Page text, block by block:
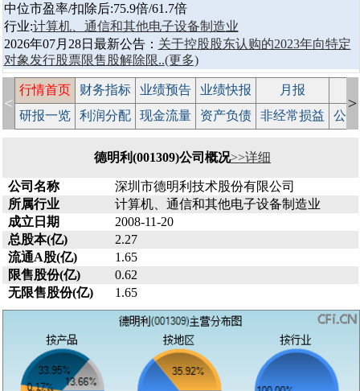
中位市盈率/扣除后:75.9倍/61.7倍
行业:计算机、通信和其他电子设备制造业
2026年07月28日最新公告： 关于控股股东认购的2023年向特定
对象发行股票限售股解除限..(更多)
<
行情首页 财务指标 业绩预告 业绩快报 月报
研报一览
利润分配 现金流量 资产负债 非经常损益 公
>
德明利(001309)公司概况>>详细
公司名称
深圳市德明利技术股份有限公司
所属行业
计算机、通信和其他电子设备制造业
成立日期
2008-11-20
总股本(亿)
2.27
流通A股(亿)
1.65
限售股份(亿)
0.62
无限售股份(亿)
1.65